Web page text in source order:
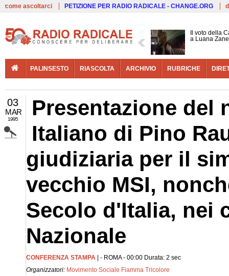
come ascoltarci PETIZIONE PER RADIO RADICALE - CHANGE.ORG
Il voto della
a Luana
PALINSESTO RIASCOLTA ARCHIVIO RUBRICHE
03
MAR
1995
Presentazione del
Italiano di Pino
giudiziaria per il
vecchio MSI,
Secolo d'Italia, nei
Nazionale
CONFERENZA STAMPA | - ROMA - 00:00 Durata: 2 sec
Organizzatori: Movimento Sociale Fiamma Tricolore